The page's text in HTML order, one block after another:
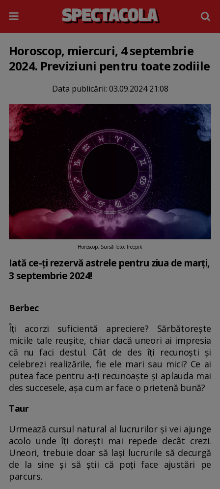
Horoscop, miercuri, 4 septembrie
2024. Previziuni pentru toate zodiile
Data publicării: 03.09.2024 21:08
Horoscop. Sursă foto: freepik
Iată ce-ți rezervă astrele pentru ziua de marți,
3 septembrie 2024!
Berbec
Îți acorzi suficientă apreciere? Sărbătorește
micile tale reușite, chiar dacă uneori ai impresia
că nu faci destul. Cât de des îți recunoști și
celebrezi realizările, fie ele mari sau mici? Ce ai
putea face pentru a-ți recunoaște și aplauda mai
des succesele, așa cum ar face o prietenă bună?
Taur
Urmează cursul natural al lucrurilor și vei ajunge
acolo unde îți dorești mai repede decât crezi.
Uneori, trebuie doar să lași lucrurile să decurgă
de la sine și să știi că poți face ajustări pe
parcurs.